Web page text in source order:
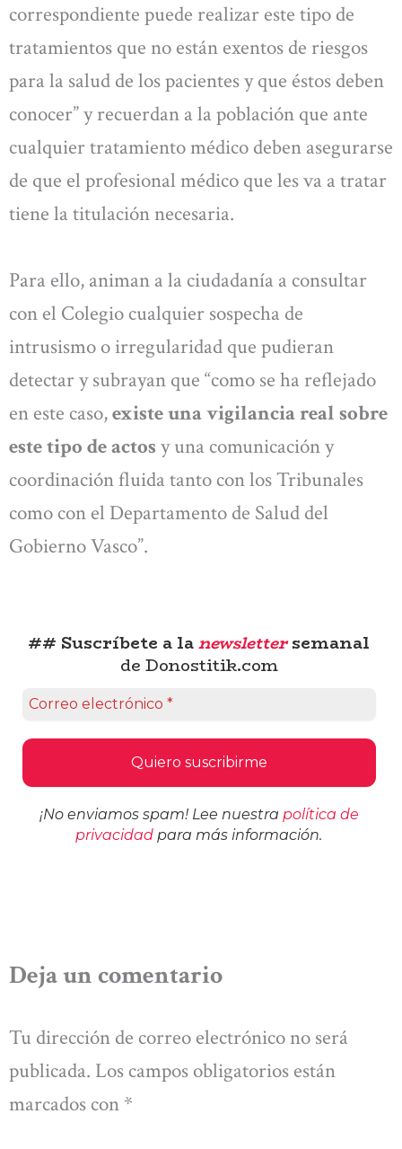
correspondiente puede realizar este tipo de
tratamientos que no están exentos de riesgos
para la salud de los pacientes y que éstos deben
conocer” y recuerdan a la población que ante
cualquier tratamiento médico deben asegurarse
de que el profesional médico que les va a tratar
tiene la titulación necesaria.
Para ello, animan a la ciudadanía a consultar
con el Colegio cualquier sospecha de
intrusismo o irregularidad que pudieran
detectar y subrayan que “como se ha reflejado
en este caso,existe una vigilancia real sobre
este tipo de actos y una comunicación y
coordinación fluida tanto con los Tribunales
como con el Departamento de Salud del
Gobierno Vasco”.
## Suscríbete a lanewslettersemanal
de Donostitik.com
¡No enviamos spam! Lee nuestra política de
privacidad para más información.
Deja un comentario
Tu dirección de correo electrónico no será
publicada. Los campos obligatorios están
marcados con *